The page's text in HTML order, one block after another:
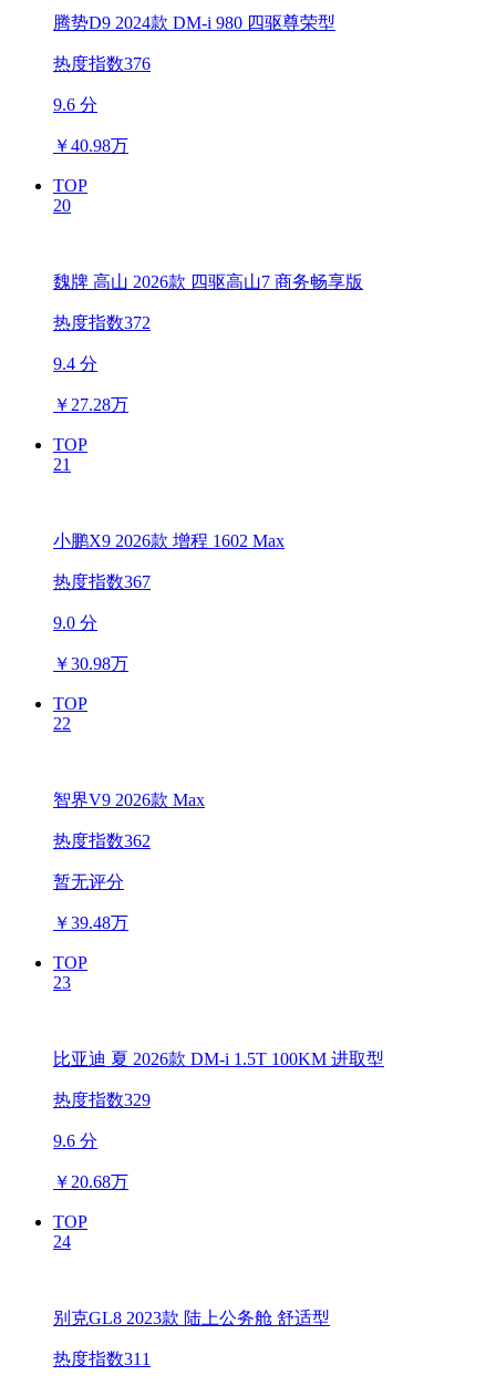
腾势D9 2024款 DM-i 980 四驱尊荣型
热度指数376
9.6 分
￥40.98万
TOP
20
魏牌 高山 2026款 四驱高山7 商务畅享版
热度指数372
9.4 分
￥ 27.28万
TOP
21
小鹏X9 2026款 增程 1602 Max
热度指数367
9.0 分
￥30.98万
TOP
22
智界V9 2026款 Max
热度指数362
暂无评分
￥39.48万
TOP
23
比亚迪 夏 2026款 DM-i 1.5T 100KM 进取型
热度指数329
9.6 分
￥ 20.68万
TOP
24
别克GL8 2023款 陆上公务舱 舒适型
热度指数311